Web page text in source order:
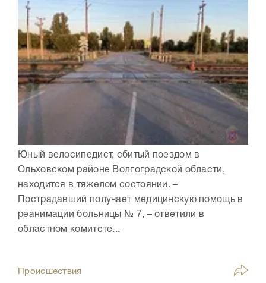
Юный велосипедист, сбитый поездом в
Ольховском районе Волгоградской области,
находится в тяжелом состоянии. –
Пострадавший получает медицинскую помощь в
реанимации больницы № 7, – ответили в
областном комитете...
Происшествия